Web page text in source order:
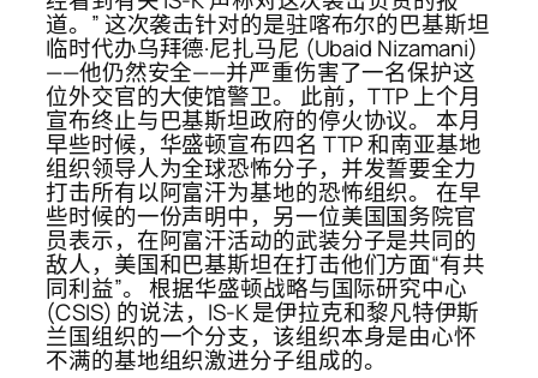
道。” 这次袭击针对的是驻喀布尔的巴基斯坦
临时代办乌拜德·尼扎马尼 (Ubaid Nizamani)
——他仍然安全——并严重伤害了一名保护这
位外交官的大使馆警卫。 此前，TTP 上个月
宣布终止与巴基斯坦政府的停火协议。 本月
早些时候，华盛顿宣布四名 TTP 和南亚基地
组织领导人为全球恐怖分子，并发誓要全力
打击所有以阿富汗为基地的恐怖组织。 在早
些时候的一份声明中，另一位美国国务院官
员表示，在阿富汗活动的武装分子是共同的
敌人，美国和巴基斯坦在打击他们方面“有共
同利益”。 根据华盛顿战略与国际研究中心
(CSIS) 的说法，IS-K 是伊拉克和黎凡特伊斯
兰国组织的一个分支，该组织本身是由心怀
不满的基地组织激进分子组成的。